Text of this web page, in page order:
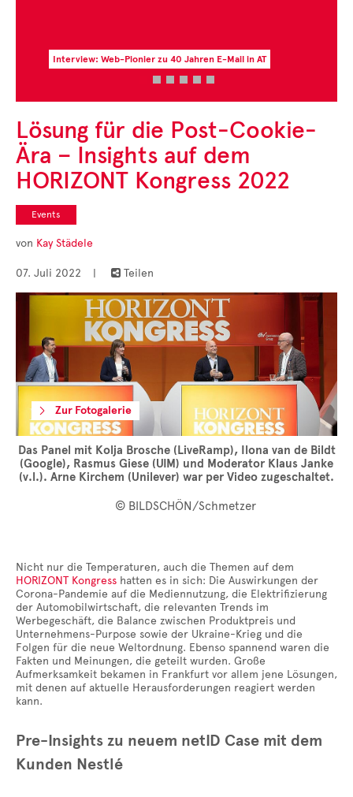
Interview: Web-Pionier zu 40 Jahren E-Mail in AT
Lösung für die Post-Cookie-
Ära – Insights auf dem
HORIZONT Kongress 2022
Events
von Kay Städele
07. Juli 2022 |  Teilen
Zur Fotogalerie
Das Panel mit Kolja Brosche (LiveRamp), Ilona van de Bildt
(Google), Rasmus Giese (UIM) und Moderator Klaus Janke
(v.l.). Arne Kirchem (Unilever) war per Video zugeschaltet.
© BILDSCHÖN/Schmetzer
Nicht nur die Temperaturen, auch die Themen auf dem
HORIZONT Kongress hatten es in sich: Die Auswirkungen der
Corona-Pandemie auf die Mediennutzung, die Elektrifizierung
der Automobilwirtschaft, die relevanten Trends im
Werbegeschäft, die Balance zwischen Produktpreis und
Unternehmens-Purpose sowie der Ukraine-Krieg und die
Folgen für die neue Weltordnung. Ebenso spannend waren die
Fakten und Meinungen, die geteilt wurden. Große
Aufmerksamkeit bekamen in Frankfurt vor allem jene Lösungen,
mit denen auf aktuelle Herausforderungen reagiert werden
kann.
Pre-Insights zu neuem netID Case mit dem
Kunden Nestlé